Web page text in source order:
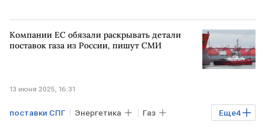
Компании ЕС обязали раскрывать детали
поставок газа из России, пишут СМИ
13 июня 2025, 16:31
Еще4
поставки СПГ Энергетика Газ